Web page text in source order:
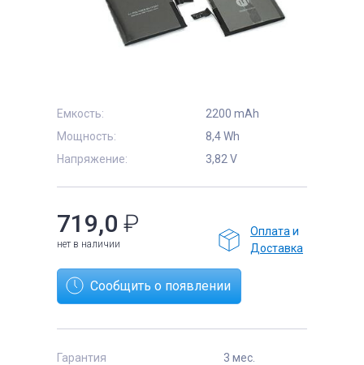
Емкость:
2200 mAh
Мощность:
8,4 Wh
Напряжение:
3,82 V
719,0 ₽
нет в наличии
Сообщить о появлении
Оплата и
Доставка
Гарантия
3 мес.